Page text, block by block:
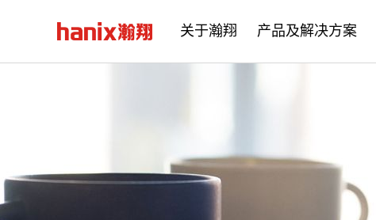
关于瀚翔 产品及解决方案